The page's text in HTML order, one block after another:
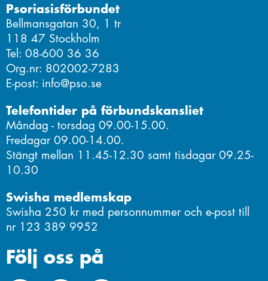
Psoriasisförbundet
Bellmansgatan 30, 1 tr
118 47 Stockholm
Tel: 08-600 36 36
Org.nr: 802002-7283
E-post: info@pso.se
Telefontider på förbundskansliet
Måndag - torsdag 09.00-15.00.
Fredagar 09.00-14.00.
Stängt mellan 11.45-12.30 samt tisdagar 09.25-
10.30
Swisha medlemskap
Swisha 250 kr med personnummer och e-post till
nr 123 389 9952
Följ oss på